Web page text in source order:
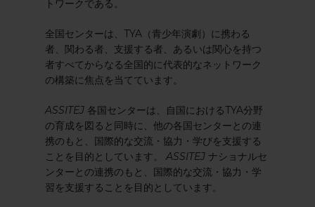
トワークである。
全国センターは、TYA（青少年演劇）に携わる
者、関わる者、支援する者、あるいは関心を持つ
者すべてからなる全国的に代表的なネットワーク
の構築に焦点を当てています。
ASSITEJ 各国センターは、自国におけるTYA分野
の育成を図ると同時に、他の各国センターとの連
携のもと、国際的な交流・協力・学びを支援する
ことを目的としています。ASSITEJ ナショナルセ
ンターとの連携のもと、国際的な交流・協力・学
習を支援することを目的としています。